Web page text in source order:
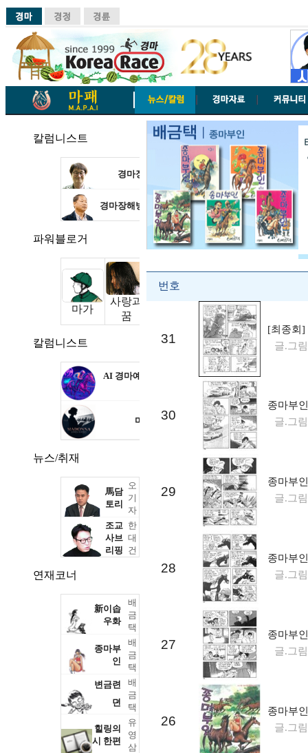
칼럼니스트
경마장산책 유영삼
경마장해방일지 홍대유
파워블로거
마가
사랑과
꿈
칼럼니스트
AI 경마예상 딸
마돈나
뉴스/취재
馬담
토리
오
기
자
조교
사브
리핑
한
대
건
연재코너
新이솝
우화
배
금
택
종마부
인
배
금
택
변금련
뎐
배
금
택
힐링의
시 한편
유
영
삼
번호
31
[최종회]
글.그
30
종마부
글.그
29
종마부
글.그
28
종마부
글.그
27
종마부
글.그
26
종마부
글.그